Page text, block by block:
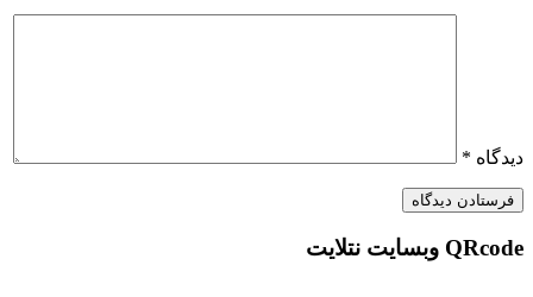
دیدگاه *
QRcode وبسایت نتلایت